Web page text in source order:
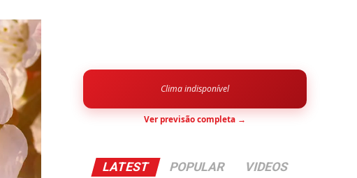
Clima indisponível
Ver previsão completa →
LATEST POPULAR VIDEOS